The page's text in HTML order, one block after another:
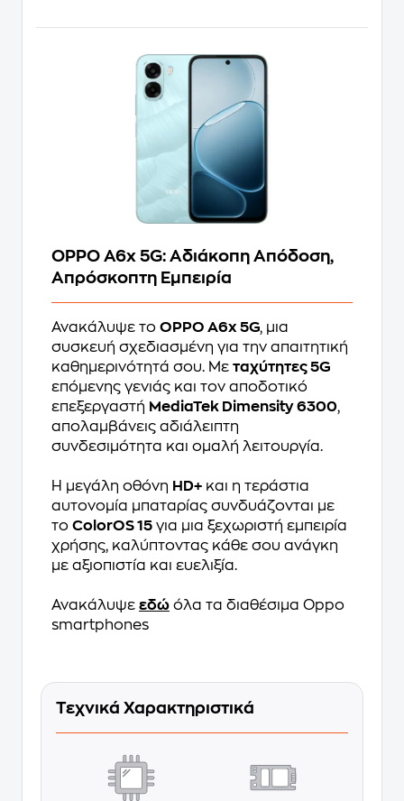
OPPO A6x 5G: Αδιάκοπη Απόδοση,
Απρόσκοπτη Εμπειρία
Ανακάλυψε το OPPO A6x 5G, μια
συσκευή σχεδιασμένη για την απαιτητική
καθημερινότητά σου. Με ταχύτητες 5G
επόμενης γενιάς και τον αποδοτικό
επεξεργαστή MediaTek Dimensity 6300,
απολαμβάνεις αδιάλειπτη
συνδεσιμότητα και ομαλή λειτουργία.
Η μεγάλη οθόνη HD+ και η τεράστια
αυτονομία μπαταρίας συνδυάζονται με
το ColorOS 15 για μια ξεχωριστή εμπειρία
χρήσης, καλύπτοντας κάθε σου ανάγκη
με αξιοπιστία και ευελιξία.
Ανακάλυψε εδώ όλα τα διαθέσιμα Oppo
smartphones
Τεχνικά Χαρακτηριστικά